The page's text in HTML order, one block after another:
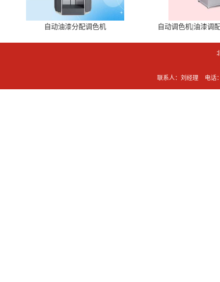
自动油漆分配调色机 自动调色机|油漆调
联系人：刘经理 电话